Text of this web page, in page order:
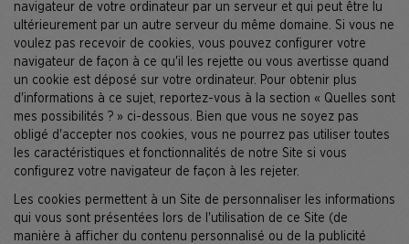
navigateur de votre ordinateur par un serveur et qui peut être lu
ultérieurement par un autre serveur du même domaine. Si vous ne
voulez pas recevoir de cookies, vous pouvez configurer votre
navigateur de façon à ce qu'il les rejette ou vous avertisse quand
un cookie est déposé sur votre ordinateur. Pour obtenir plus
d'informations à ce sujet, reportez-vous à la section « Quelles sont
mes possibilités ? » ci-dessous. Bien que vous ne soyez pas
obligé d'accepter nos cookies, vous ne pourrez pas utiliser toutes
les caractéristiques et fonctionnalités de notre Site si vous
configurez votre navigateur de façon à les rejeter.
Les cookies permettent à un Site de personnaliser les informations
qui vous sont présentées lors de l'utilisation de ce Site (de
manière à afficher du contenu personnalisé ou de la publicité